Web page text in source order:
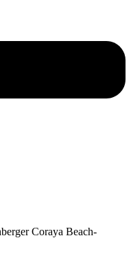
Coraya Beach-